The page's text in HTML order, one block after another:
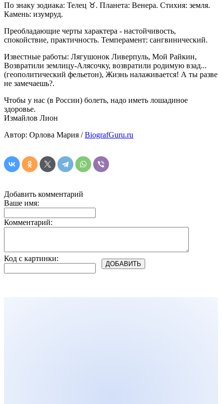
По знаку зодиака: Телец ♉. Планета: Венера. Стихия: земля.
Камень: изумруд.
Преобладающие черты характера - настойчивость,
спокойствие, практичность. Темперамент: сангвинический.
Известные работы: Лягушонок Ливерпуль, Мой Райкин,
Возвратили землицу-Алясочку, возвратили родимую взад...
(геополитический фельетон), Жизнь налаживается! А ты разве
не замечаешь?.
Чтобы у нас (в России) болеть, надо иметь лошадиное
здоровье.
Измайлов Лион
Автор: Орлова Мария /BiografGuru.ru
Добавить комментарий
Ваше имя:
Комментарий:
Код с картинки: